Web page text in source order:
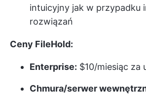
intuicyjny jak w przypadku
rozwiązań
Ceny FileHold:
Enterprise: $10/miesiąc za
Chmura/serwer